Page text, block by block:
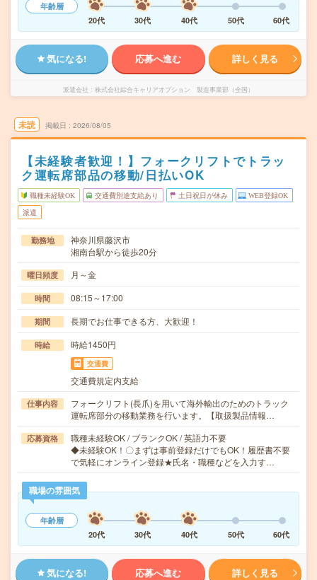
年齢層
20代
30代 40代 50代 60代
気になる! 応募へ進む 詳しく見る
派遣会社 株式会社綜合キャリアオプション 製造事業部（全国）
未読 掲載日 2026/08/05
【未経験者歓迎！】フォークリフトでトラッ
ク運転席部品の移動/日払いOK
職種未経験OK 交通費別途支給あり 土日祝日が休み WEB登録OK
派遣
勤務地
神奈川県藤沢市
湘南台駅から徒歩20分
曜日頻度 月～金
時間 08:15～17:00
期間 長期でお仕事できる方、大歓迎！
時給 時給1450円
交通費
交通費規定内支給
仕事内容
フォークリフト(長爪)を用いて海外輸出のためのトラック
運転席部分の移動業務を行います。【取扱製品情報…
応募資格
職種未経験OK / ブランクOK / 英語力不要
◆未経験OK！〇まずは事前登録だけでもOK！履歴書不要
で気軽にオンライン登録★氏名・職種などを入力す…
職場の雰囲気
年齢層
20代
30代 40代 50代 60代
気になる! 応募へ進む 詳しく見る